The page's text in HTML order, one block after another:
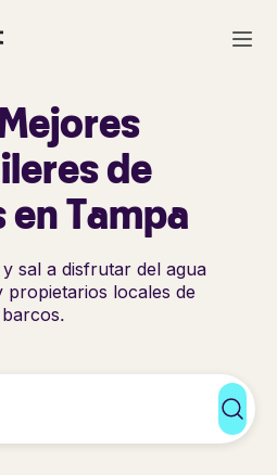
de
en Tampa
sal a disfrutar del agua
propietarios locales de
barcos.